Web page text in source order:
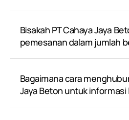
Bisakah PT Cahaya Jaya
pemesanan dalam jumlah
Bagaimana cara
Jaya Beton untuk informasi